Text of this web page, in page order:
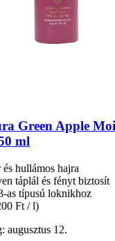
Green Apple
ml
hullámos hajra
táplál és fényt biztosít
as típusú loknikhoz
Ft / l)
augusztus 12.